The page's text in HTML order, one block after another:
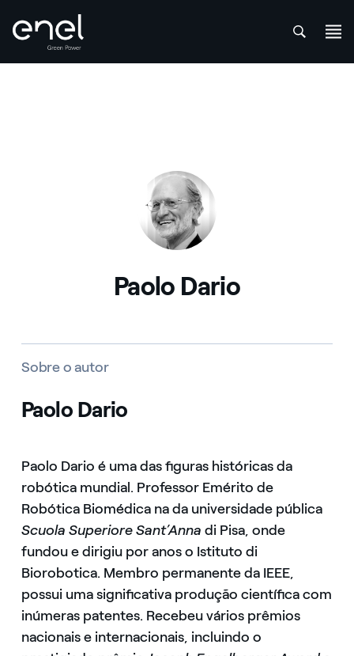
Paolo Dario
Sobre o autor
Paolo Dario
Paolo Dario é uma das figuras históricas da
robótica mundial. Professor Emérito de
Robótica Biomédica na da universidade pública
Scuola Superiore Sant’Anna di Pisa, onde
fundou e dirigiu por anos o Istituto di
Biorobotica. Membro permanente da IEEE,
possui uma significativa produção científica com
inúmeras patentes. Recebeu vários prêmios
nacionais e internacionais, incluindo o